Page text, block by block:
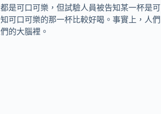
是可口可樂，但試驗人員被告知某一杯是可
可口可樂的那一杯比較好喝。事實上，人們
的大腦裡。